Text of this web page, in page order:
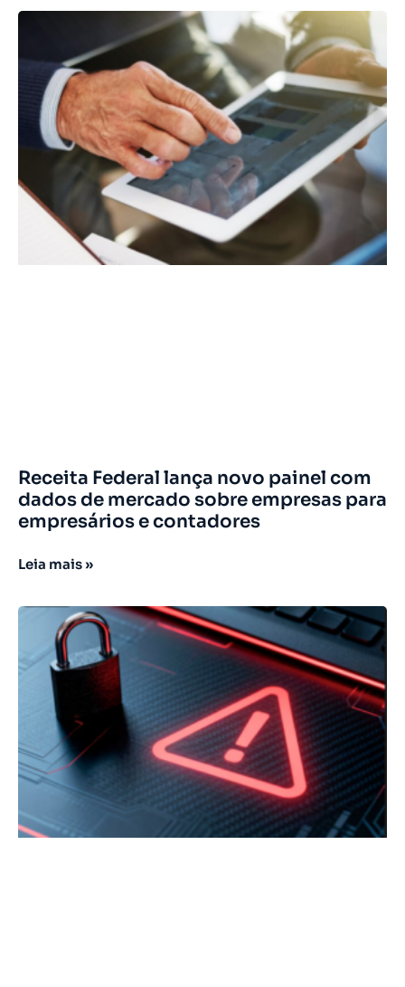
Receita Federal lança novo painel com
dados de mercado sobre empresas para
empresários e contadores
Leia mais »